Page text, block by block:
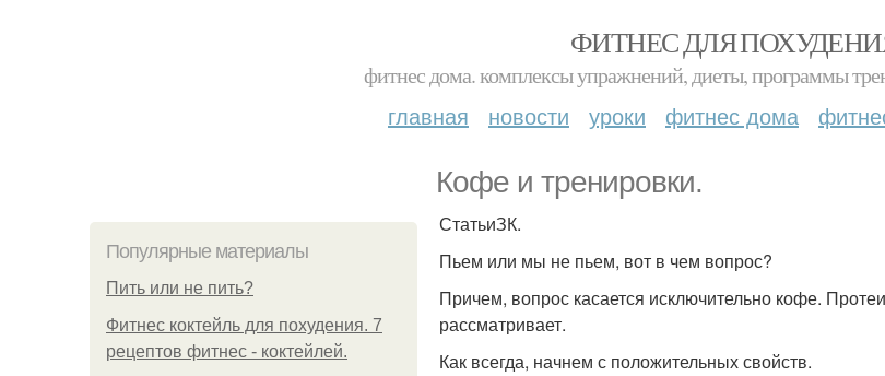
ФИТНЕС ДЛЯ
фитнес дома. комплексы упражнений, диеты, программы
главная новости уроки фитнес дома
Кофе и тренировки.
Популярные материалы
Пить или не пить?
Фитнес коктейль для похудения. 7
рецептов фитнес - коктейлей.
СтатьиЗК.
Пьем или мы не пьем, вот в чем вопрос?
Причем, вопрос касается исключительно кофе.
рассматривает.
Как всегда, начнем с положительных свойств.